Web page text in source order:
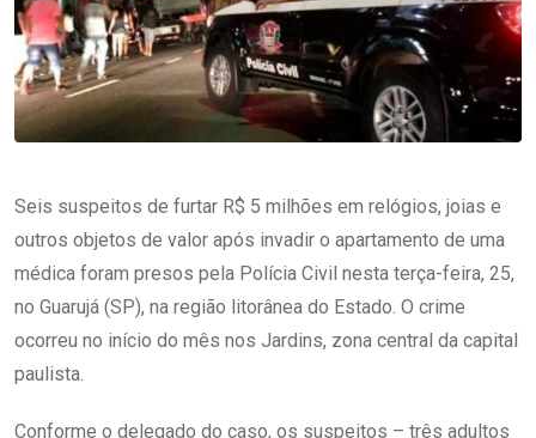
Seis suspeitos de furtar R$ 5 milhões em relógios, joias e
outros objetos de valor após invadir o apartamento de uma
médica foram presos pela Polícia Civil nesta terça-feira, 25,
no Guarujá (SP), na região litorânea do Estado. O crime
ocorreu no início do mês nos Jardins, zona central da capital
paulista.
Conforme o delegado do caso, os suspeitos – três adultos